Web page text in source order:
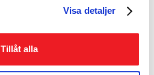
Visa detaljer
Tillåt alla
Max file size 10MB.